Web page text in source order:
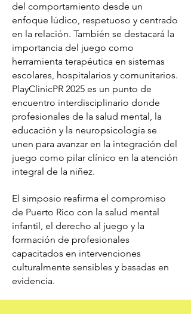
del comportamiento desde un
enfoque lúdico, respetuoso y centrado
en la relación. También se destacará la
importancia del juego como
herramienta terapéutica en sistemas
escolares, hospitalarios y comunitarios.
PlayClinicPR 2025 es un punto de
encuentro interdisciplinario donde
profesionales de la salud mental, la
educación y la neuropsicología se
unen para avanzar en la integración del
juego como pilar clínico en la atención
integral de la niñez.
El simposio reafirma el compromiso
de Puerto Rico con la salud mental
infantil, el derecho al juego y la
formación de profesionales
capacitados en intervenciones
culturalmente sensibles y basadas en
evidencia.